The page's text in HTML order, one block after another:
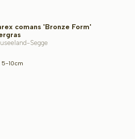
comans 'Bronze Form'
Segge
5-10cm